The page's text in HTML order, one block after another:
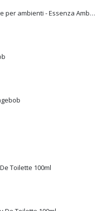
Genio - Deodorante per ambienti - Essenza Ambra
Toilette 100ml